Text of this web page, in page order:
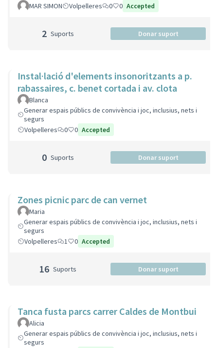
MAR SIMON Volpelleres 0 0 Accepted
2 Suports Donar suport
Instal·lació d'elements insonoritzants a p.
rabassaires, c. benet cortada i av. clota
Blanca
Generar espais públics de convivència i joc, inclusius, nets i
segurs
Volpelleres
0 0 Accepted
0 Suports Donar suport
Zones picnic parc de can vernet
Maria
Generar espais públics de convivència i joc, inclusius, nets i
segurs
Volpelleres
1 0 Accepted
16 Suports Donar suport
Tanca fusta parcs carrer Caldes de Montbui
Alicia
Generar espais públics de convivència i joc, inclusius, nets i
segurs